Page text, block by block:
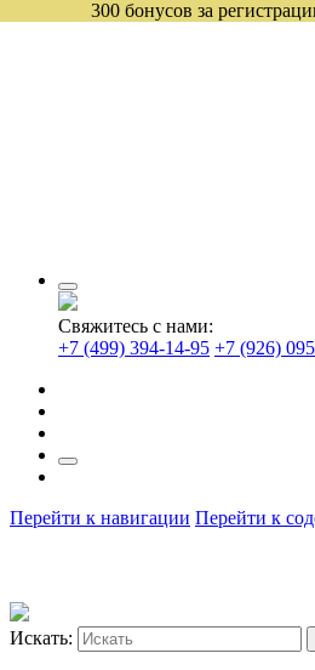
Свяжитесь с нами:
+7 (499) 394-14-95 +7 (926)
Перейти к навигации Перейти к
Искать:
300 бонусов за